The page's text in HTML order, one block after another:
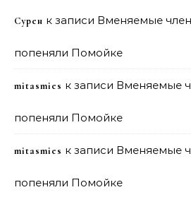
Сурен к записи Вменяемые
попеняли Помойке
mitasmies к записи Вменяемые
попеняли Помойке
mitasmies к записи Вменяемые
попеняли Помойке